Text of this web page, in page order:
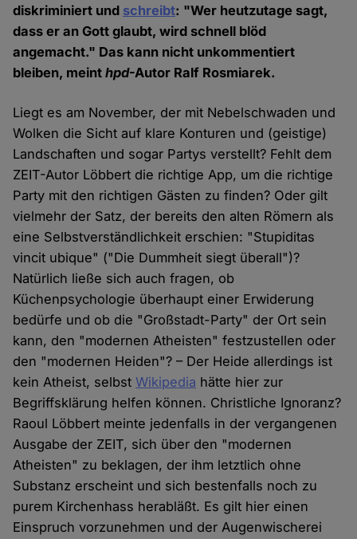
diskriminiert und schreibt: "Wer heutzutage sagt,
dass er an Gott glaubt, wird schnell blöd
angemacht." Das kann nicht unkommentiert
bleiben, meinthpd-Autor Ralf Rosmiarek.
Liegt es am November, der mit Nebelschwaden und
Wolken die Sicht auf klare Konturen und (geistige)
Landschaften und sogar Partys verstellt? Fehlt dem
ZEIT-Autor Löbbert die richtige App, um die richtige
Party mit den richtigen Gästen zu finden? Oder gilt
vielmehr der Satz, der bereits den alten Römern als
eine Selbstverständlichkeit erschien: "Stupiditas
vincit ubique" ("Die Dummheit siegt überall")?
Natürlich ließe sich auch fragen, ob
Küchenpsychologie überhaupt einer Erwiderung
bedürfe und ob die "Großstadt-Party" der Ort sein
kann, den "modernen Atheisten" festzustellen oder
den "modernen Heiden"? – Der Heide allerdings ist
kein Atheist, selbstWikipedia hätte hier zur
Begriffsklärung helfen können. Christliche Ignoranz?
Raoul Löbbert meinte jedenfalls in der vergangenen
Ausgabe der ZEIT, sich über den "modernen
Atheisten" zu beklagen, der ihm letztlich ohne
Substanz erscheint und sich bestenfalls noch zu
purem Kirchenhass herabläßt. Es gilt hier einen
Einspruch vorzunehmen und der Augenwischerei